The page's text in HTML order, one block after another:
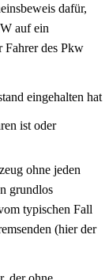
dafür,
auf ein
Fahrer des Pkw
eingehalten hat
ist oder
ohne jeden
grundlos
typischen Fall
(hier der